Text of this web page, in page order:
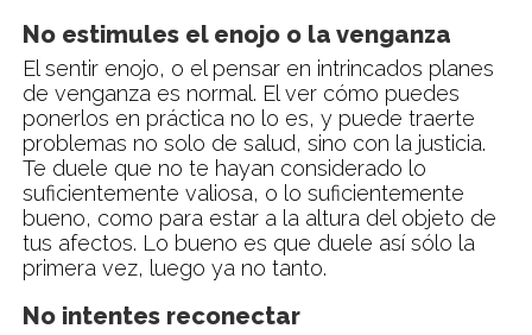
No estimules el enojo o la venganza
El sentir enojo, o el pensar en intrincados planes
de venganza es normal. El ver cómo puedes
ponerlos en práctica no lo es, y puede traerte
problemas no solo de salud, sino con la justicia.
Te duele que no te hayan considerado lo
suficientemente valiosa, o lo suficientemente
bueno, como para estar a la altura del objeto de
tus afectos. Lo bueno es que duele así sólo la
primera vez, luego ya no tanto.
No intentes reconectar